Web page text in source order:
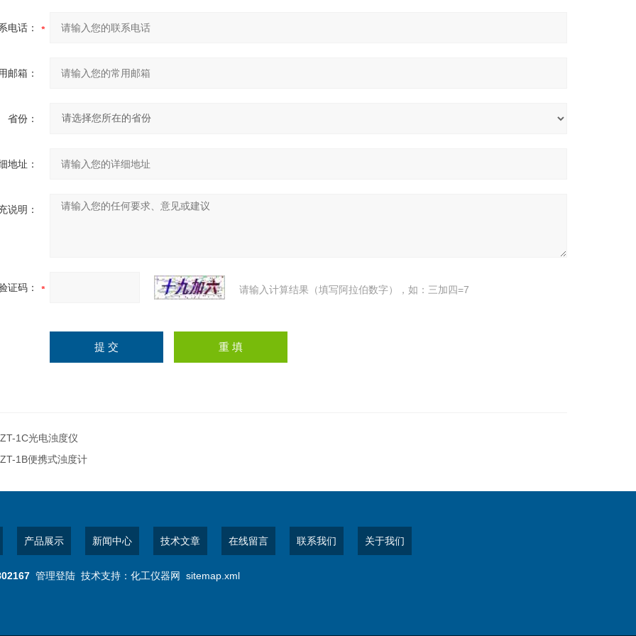
电话：
邮箱：
省份：
地址：
说明：
证码： 请输入计算结果（填写阿拉伯数字），如：三加四=7
1C光电浊度仪
1B便携式浊度计
产品展示 新闻中心 技术文章 在线留言 联系我们 关于我们
管理登陆 技术支持： 化工仪器网 sitemap.xml